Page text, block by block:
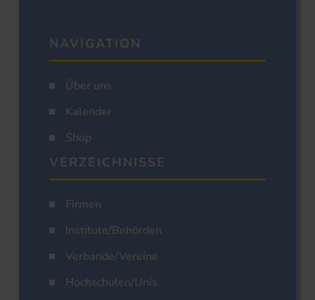
NAVIGATION
Über uns
Kalender
Shop
VERZEICHNISSE
Firmen
Institute/Behörden
Verbände/Vereine
Hochschulen/Unis